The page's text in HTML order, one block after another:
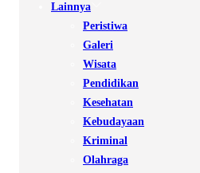
Lainnya
Peristiwa
Galeri
Wisata
Pendidikan
Kesehatan
Kebudayaan
Kriminal
Olahraga